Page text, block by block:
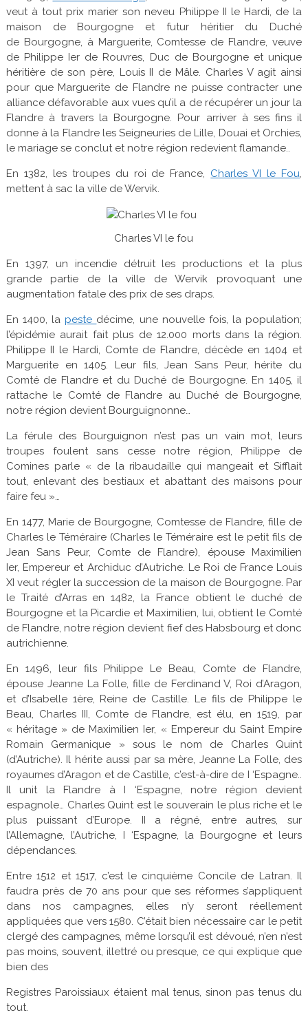
veut à tout prix marier son neveu Philippe II le Hardi, de la
maison de Bourgogne et futur héritier du Duché
de Bourgogne, à Marguerite, Comtesse de Flandre, veuve
de Philippe Ier de Rouvres, Duc de Bourgogne et unique
héritière de son père, Louis II de Mâle. Charles V agit ainsi
pour que Marguerite de Flandre ne puisse contracter une
alliance défavorable aux vues qu’il a de récupérer un jour la
Flandre à travers la Bourgogne. Pour arriver à ses fins il
donne à la Flandre les Seigneuries de Lille, Douai et Orchies,
le mariage se conclut et notre région redevient flamande..
En 1382, les troupes du roi de France, Charles VI le Fou,
mettent à sac la ville de Wervik.
Charles VI le fou
En 1397, un incendie détruit les productions et la plus
grande partie de la ville de Wervik provoquant une
augmentation fatale des prix de ses draps.
En 1400, lapeste décime, une nouvelle fois, la population;
l’épidémie aurait fait plus de 12.000 morts dans la région.
Philippe II le Hardi, Comte de Flandre, décède en 1404 et
Marguerite en 1405. Leur fils, Jean Sans Peur, hérite du
Comté de Flandre et du Duché de Bourgogne. En 1405, il
rattache le Comté de Flandre au Duché de Bourgogne,
notre région devient Bourguignonne…
La férule des Bourguignon n’est pas un vain mot, leurs
troupes foulent sans cesse notre région, Philippe de
Comines parle « de la ribaudaille qui mangeait et Sifflait
tout, enlevant des bestiaux et abattant des maisons pour
faire feu »…
En 1477, Marie de Bourgogne, Comtesse de Flandre, fille de
Charles le Téméraire (Charles le Téméraire est le petit fils de
Jean Sans Peur, Comte de Flandre), épouse Maximilien
Ier, Empereur et Archiduc d’Autriche. Le Roi de France Louis
XI veut régler la succession de la maison de Bourgogne. Par
le Traité d’Arras en 1482, la France obtient le duché de
Bourgogne et la Picardie et Maximilien, lui, obtient le Comté
de Flandre, notre région devient fief des Habsbourg et donc
autrichienne.
En 1496, leur fils Philippe Le Beau, Comte de Flandre,
épouse Jeanne La Folle, fille de Ferdinand V, Roi d’Aragon,
et d’Isabelle 1ère, Reine de Castille. Le fils de Philippe le
Beau, Charles III, Comte de Flandre, est élu, en 1519, par
« héritage » de Maximilien Ier, « Empereur du Saint Empire
Romain Germanique » sous le nom de Charles Quint
(d’Autriche). Il hérite aussi par sa mère, Jeanne La Folle, des
royaumes d’Aragon et de Castille, c’est-à-dire de I ‘Espagne..
Il unit la Flandre à I ‘Espagne, notre région devient
espagnole… Charles Quint est le souverain le plus riche et le
plus puissant d’Europe. II a régné, entre autres, sur
l’Allemagne, l’Autriche, I ‘Espagne, la Bourgogne et leurs
dépendances.
Entre 1512 et 1517, c’est le cinquième Concile de Latran. Il
faudra près de 70 ans pour que ses réformes s’appliquent
dans nos campagnes, elles n’y seront réellement
appliquées que vers 1580. C’était bien nécessaire car le petit
clergé des campagnes, même lorsqu’il est dévoué, n’en n’est
pas moins, souvent, illettré ou presque, ce qui explique que
bien des
Registres Paroissiaux étaient mal tenus, sinon pas tenus du
tout.